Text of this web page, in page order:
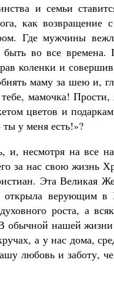
и семьи
как
Где мужчины
во все времена.
коленки и
маму за шею и,
мамочка!
цветов и
у меня есть!»?
и, несмотря на все
за нас свою жизнь
Эта Великая
верующим в
роста, а
обычной нашей
а у нас дома,
любовь и заботу,